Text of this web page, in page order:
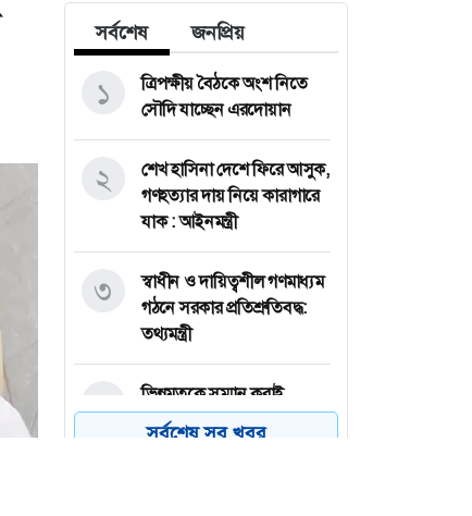
সর্বশেষ জনপ্রিয়
ত্রিপক্ষীয় বৈঠকে অংশ নিতে
সৌদি যাচ্ছেন এরদোয়ান
১
শেখ হাসিনা দেশে ফিরে আসুক,
গণহত্যার দায় নিয়ে কারাগারে
যাক : আইনমন্ত্রী
২
স্বাধীন ও দায়িত্বশীল গণমাধ্যম
গঠনে সরকার প্রতিশ্রুতিবদ্ধ:
তথ্যমন্ত্রী
৩
ভিন্নমতকে সম্মান করাই
গণতন্ত্রের অন্যতম ভিত্তি: মির্জা
৪
সর্বশেষ সব খবর